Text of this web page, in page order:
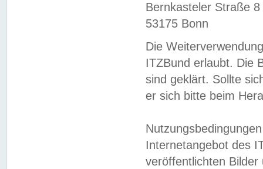
Bernkasteler Straße 8
53175 Bonn
Die
ITZBund erlaubt. Die
sind geklärt. Sollte
er sich bitte beim
Internetangebot des
veröffentlichten